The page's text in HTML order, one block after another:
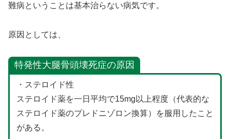
難病ということは基本治らない病気です。
原因としては、
特発性大腿骨頭壊死症の原因
・ステロイド性
ステロイド薬を一日平均で15mg以上程度（代表的な
ステロイド薬のプレドニゾロン換算）を服用したこと
がある。